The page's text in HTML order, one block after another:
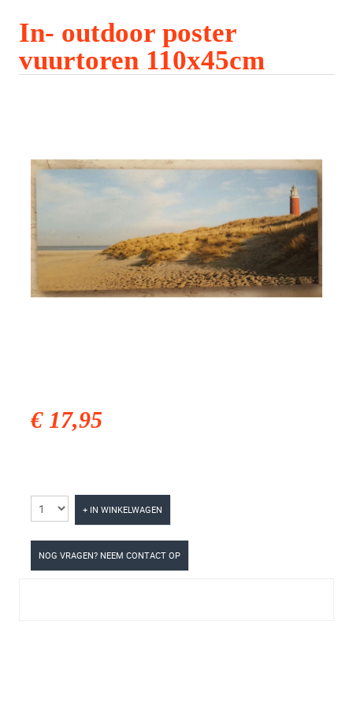
In- outdoor poster
vuurtoren 110x45cm
€ 17,95
+ IN WINKELWAGEN
NOG VRAGEN? NEEM CONTACT OP